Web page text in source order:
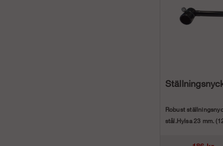
Robust
stål.Hylsa 23 mm.